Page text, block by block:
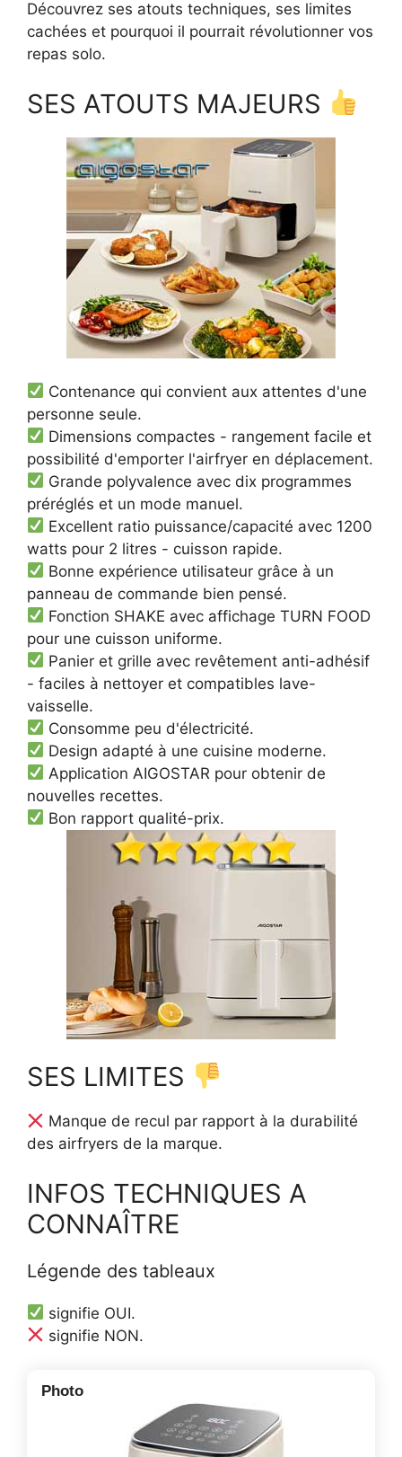
Découvrez ses atouts techniques, ses limites
cachées et pourquoi il pourrait révolutionner vos
repas solo.
SES ATOUTS MAJEURS
Contenance qui convient aux attentes d'une
personne seule.
Dimensions compactes - rangement facile et
possibilité d'emporter l'airfryer en déplacement.
Grande polyvalence avec dix programmes
préréglés et un mode manuel.
Excellent ratio puissance/capacité avec 1200
watts pour 2 litres - cuisson rapide.
Bonne expérience utilisateur grâce à un
panneau de commande bien pensé.
Fonction SHAKE avec affichage TURN FOOD
pour une cuisson uniforme.
Panier et grille avec revêtement anti-adhésif
- faciles à nettoyer et compatibles lave-
vaisselle.
Consomme peu d'électricité.
Design adapté à une cuisine moderne.
Application AIGOSTAR pour obtenir de
nouvelles recettes.
Bon rapport qualité-prix.
SES LIMITES
Manque de recul par rapport à la durabilité
des airfryers de la marque.
INFOS TECHNIQUES A
CONNAÎTRE
Légende des tableaux
signifie OUI.
signifie NON.